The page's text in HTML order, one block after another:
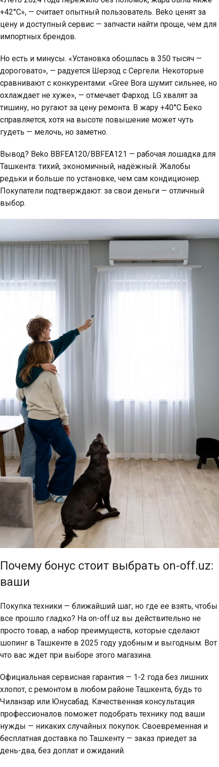
+42°C», — считает опытный пользователь. Beko ценят за
цену и доступный сервис — запчасти найти проще, чем для
импортных брендов.
Но есть и минусы. «Установка обошлась в 350 тысяч —
дороговато», — радуется Шерзод с Сергели. Некоторые
сравнивают с конкурентами: «Gree Bora шумит сильнее, но
охлаждает не хуже», — отмечает Фарход. LG хвалят за
тишину, но ругают за цену ремонта. В жару +40°C Беко
справляется, хотя на высоте повышение может чуть
гудеть — мелочь, но заметно.
Вывод? Beko BBFEA120/BBFEA121 — рабочая лошадка для
Ташкента: тихий, экономичный, надёжный. Жалобы
редьки и больше по установке, чем сам кондиционер.
Покупатели подтверждают: за свои деньги — отличный
выбор.
Почему бонус стоит выбрать on-off.uz:
ваши
Покупка техники — ближайший шаг, но где ее взять, чтобы
все прошло гладко? На on-off.uz вы действительно не
просто товар, а набор преимуществ, которые сделают
шопинг в Ташкенте в 2025 году удобным и выгодным. Вот
что вас ждет при выборе этого магазина.
Официальная сервисная гарантия — 1-2 года без лишних
хлопот, с ремонтом в любом районе Ташкента, будь то
Чиланзар или Юнусабад. Качественная консультация
профессионалов поможет подобрать технику под ваши
нужды — никаких случайных покупок. Своевременная и
бесплатная доставка по Ташкенту — заказ приедет за
день-два, без доплат и ожиданий.